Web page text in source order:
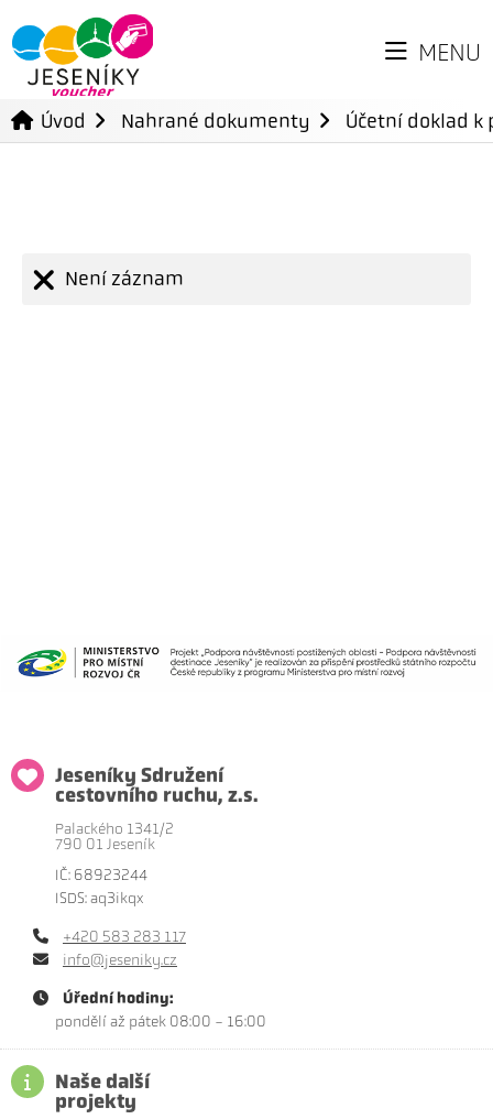
MENU
Úvod Nahrané dokumenty Účetní doklad
Není záznam
Jeseníky Sdružení
cestovního ruchu, z.s.
Palackého 1341/2
790 01 Jeseník
IČ: 68923244
ISDS: aq3ikqx
+420 583 283 117
info@jeseniky.cz
Úřední hodiny:
pondělí až pátek 08:00 - 16:00
Naše další
projekty